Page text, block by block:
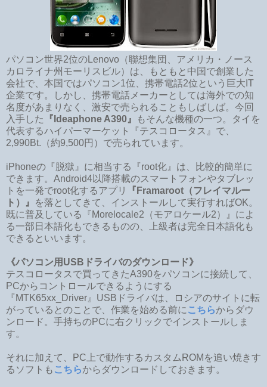
パソコン世界2位のLenovo（聯想集団、アメリカ・ノース
カロライナ州モーリスビル）は、もともと中国で創業した
会社で、本国ではパソコン1位、携帯電話2位という巨大IT
企業です。しかし、携帯電話メーカーとしては海外での知
名度があまりなく、激安で売られることもしばしば。今回
入手した
『Ideaphone A390』
もそんな機種の一つ。タイを
代表するハイパーマーケット『テスコロータス』で、
2,990Bt.（約9,500円）で売られています。
iPhoneの『脱獄』に相当する『root化』は、比較的簡単に
できます。Android4以降搭載のスマートフォンやタブレッ
トを一発でroot化するアプリ
『Framaroot（フレイマルー
ト）』
を落としてきて、インストールして実行すればOK。
既に普及している『Morelocale2（モアロケール2）』によ
る一部日本語化もできるものの、上級者は完全日本語化も
できるといいます。
《パソコン用USBドライバのダウンロード》
テスコロータスで買ってきたA390をパソコンに接続して、
PCからコントロールできるようにする
『MTK65xx_Driver』USBドライバは、ロシアのサイトに転
がっているとのことで、作業を始める前に こちらからダウ
ンロード。 手持ちのPCに右クリックでインストールしま
す。
それに加えて、PC上で動作するカスタムROMを追い焼きす
るソフトも こちらからダウンロードしておきます。